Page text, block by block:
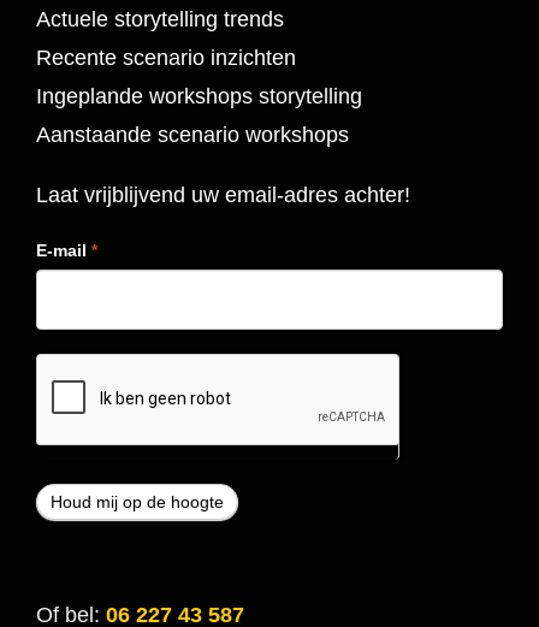
Actuele storytelling trends
Recente scenario inzichten
Ingeplande workshops storytelling
Aanstaande scenario workshops
Laat vrijblijvend uw email-adres achter!
E-mail *
Of bel: 06 227 43 587